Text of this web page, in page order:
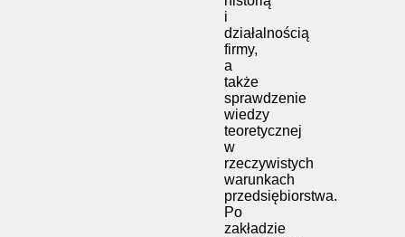
i
działalnością
firmy,
a
także
sprawdzenie
wiedzy
teoretycznej
w
rzeczywistych
warunkach
przedsiębiorstwa.
Po
zakładzie